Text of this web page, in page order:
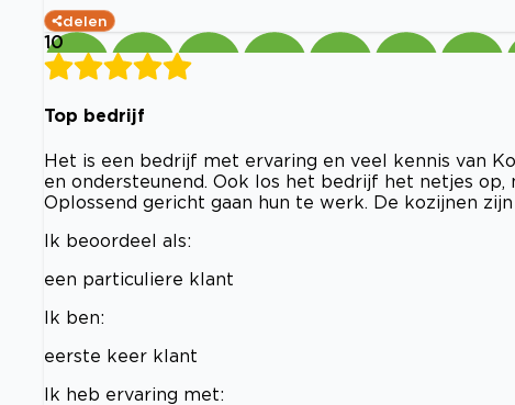
delen
10
Top bedrijf
Het is een bedrijf met ervaring en veel kennis van
en ondersteunend. Ook los het bedrijf het netjes
Oplossend gericht gaan hun te werk. De kozijnen
Ik beoordeel als:
een particuliere klant
Ik ben:
eerste keer klant
Ik heb ervaring met: